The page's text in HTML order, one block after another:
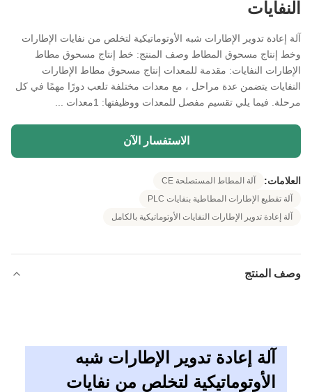
النفايات
آلة إعادة تدوير الإطارات شبه الأوتوماتيكية لتخلص من نفايات الإطارات
وخط إنتاج مسحوق المطاط وصف المنتج: خط إنتاج مسحوق مطاط
الإطارات النفايات: مقدمة للمعدات إنتاج مسحوق مطاط الإطارات
النفايات يتضمن عدة مراحل ، مع معدات مختلفة تلعب دورًا مهمًا في كل
مرحلة. فيما يلي تقسيم مفصل للمعدات ووظيفتها: 1معدات ...
الاستفسار الآن
العلامات:
آلة المطاط المستصلحة CE
آلة تقطيع الإطارات المطاطية بنفايات PLC
آلة إعادة تدوير الإطارات النفايات الأوتوماتيكية بالكامل
وصف المنتج
آلة إعادة تدوير الإطارات شبه
الأوتوماتيكية لتخلص من نفايات